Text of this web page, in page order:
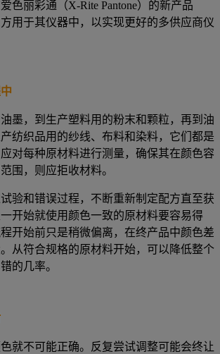
色丽彩通（X-Rite Pantone）的新产品
用于其仪器中，以实现更好的多供应商仪
墨，到生产塑料用的粉末和颗粒，再到油
纺织品用的纱线、布料和染料，它们都是
对每种原材料进行测量，确保其在颜色容
围，则应拒收材料。
验和错误过程，不断重新制定配方直至获
开始就使用颜色一致的原材料要容易得
开始前只是稍微偏离，在终产品中颜色差
从符合规格的原材料开始，可以降低整个
的几率。
就不可能正确。反复尝试调整可能会终让